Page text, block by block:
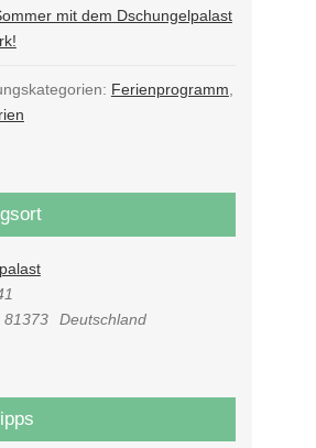
mit dem Dschungelpalast
Ferienprogramm
81373 Deutschland